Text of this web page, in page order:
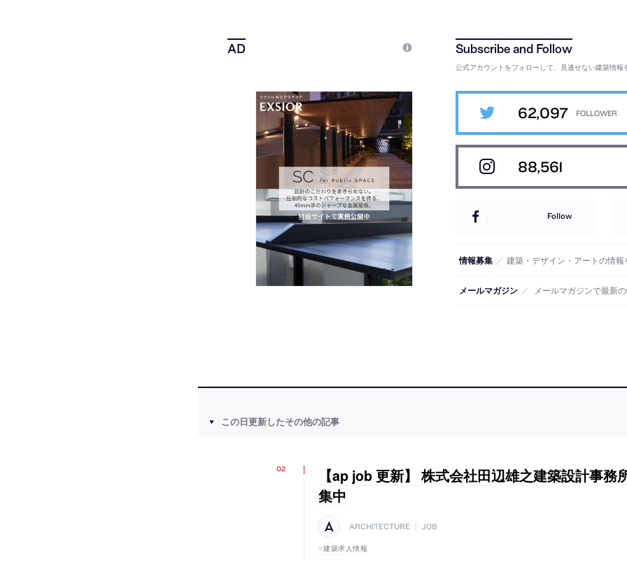
公式アカウントをフォローして、見逃せない建築情報
62,097
88,561
Follow
情報募集 ／ 建築・デザイン・アートの情報
メールマガジン ／ メールマガジンで最新
この日更新したその他の記事
【ap job 更新】 株式会社田辺雄之建築設計事務
集中
ARCHITECTURE JOB
建築求人情報